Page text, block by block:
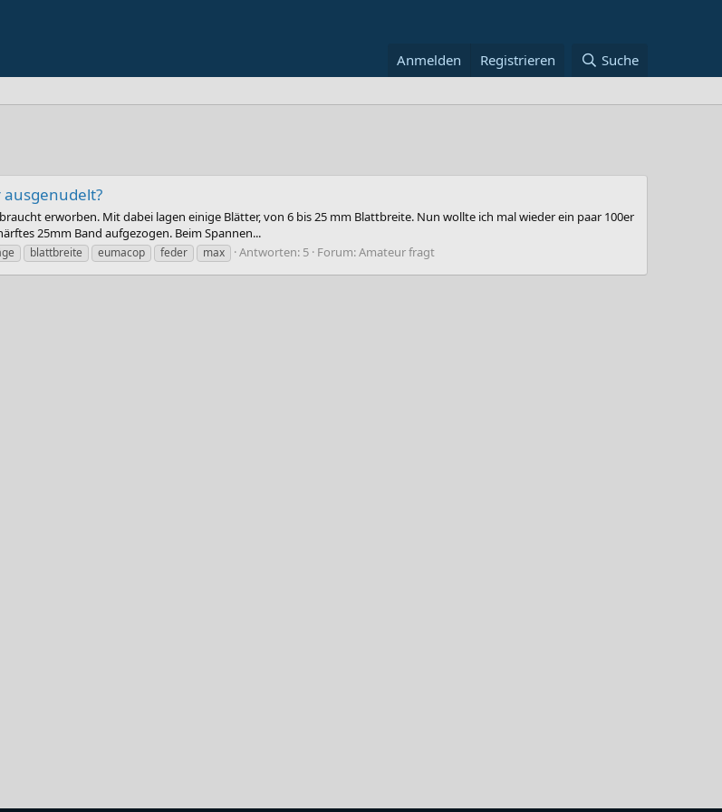
Anmelden Registrieren Suche
ausgenudelt?
erworben. Mit dabei lagen einige Blätter, von 6 bis 25 mm Blattbreite. Nun wollte ich mal wieder ein paar 100er
25mm Band aufgezogen. Beim Spannen...
blattbreite eumacop feder max Antworten: 5 Forum:Amateur fragt